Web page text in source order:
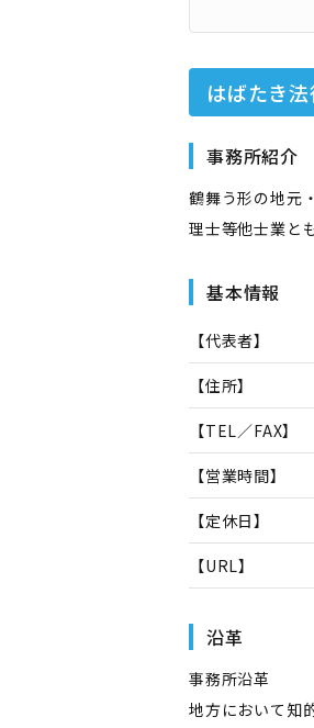
はばたき
事務所紹介
鶴舞う形の地元
理士等他士業と
基本情報
【代表者】
【住所】
【TEL／FAX】
【営業時間】
【定休日】
【URL】
沿革
事務所沿革
地方において知